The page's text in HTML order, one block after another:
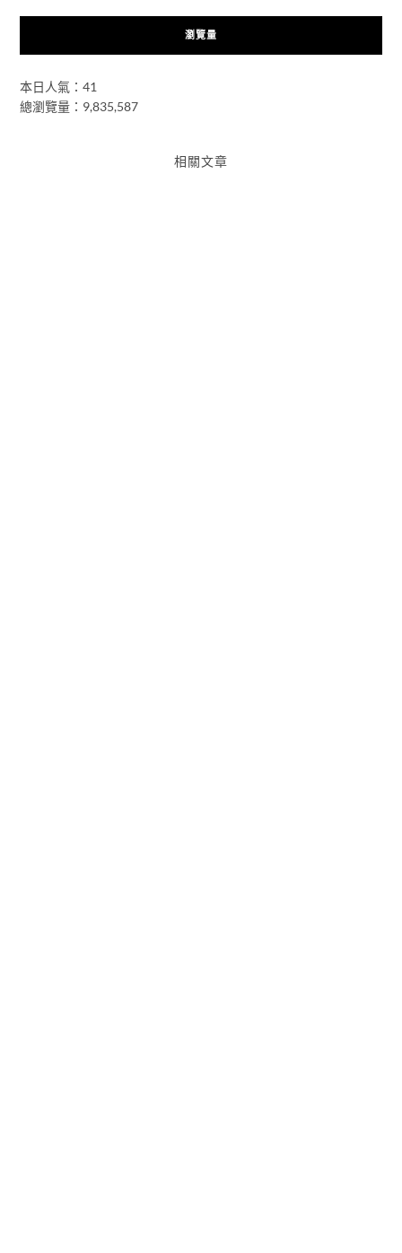
瀏覽量
本日人氣：41
總瀏覽量：9,835,587
相關文章